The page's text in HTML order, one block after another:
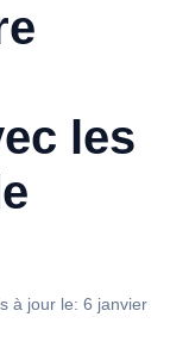
les
à jour le: 6 janvier